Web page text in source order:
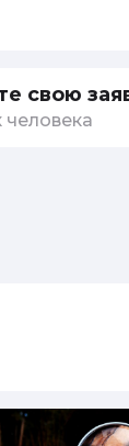
свою
человека